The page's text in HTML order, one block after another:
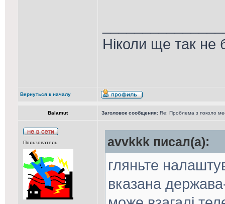
Ніколи ще так не
Вернуться к началу
Balamut Заголовок сообщения: Re: Проблема з поколо
Пользователь avvkkk писал(а):
гляньте
вказана